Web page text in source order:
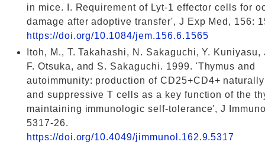
in mice. I. Requirement of Lyt-1 effector cells for
damage after adoptive transfer', J Exp Med, 156:
https://doi.org/10.1084/jem.156.6.1565
Itoh, M., T. Takahashi, N. Sakaguchi, Y.
F. Otsuka, and S. Sakaguchi. 1999. 'Thymus and
autoimmunity: production of CD25+CD4+
and suppressive T cells as a key function of the
maintaining immunologic self-tolerance', J
5317-26.
https://doi.org/10.4049/jimmunol.162.9.5317